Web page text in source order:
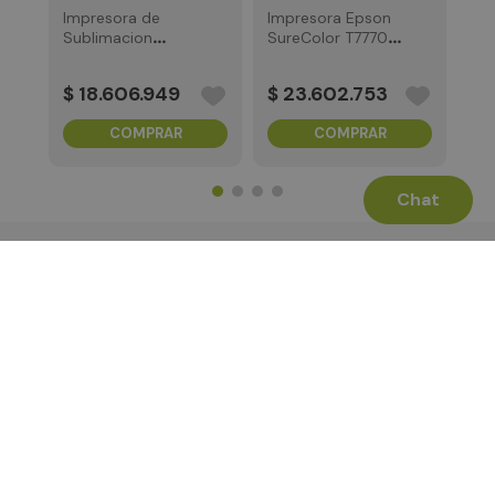
Chat
Impresora de
Sublimacion
$ 18.606.949
COMPRAR
Impresora Epson
SureColor T7770D
$ 23.602.753
COMPRAR